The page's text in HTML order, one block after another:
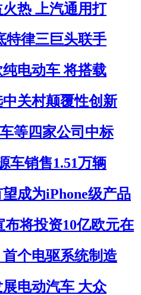
热 上汽通用打
特律三巨头联手
电动车 将搭载
关村颠覆性创新
等四家公司中标
车销售1.51万辆
成为iPhone级产品
将投资10亿欧元在
个电驱系统制造
电动汽车 大众